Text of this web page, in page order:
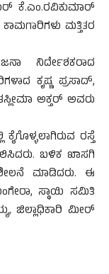
ಕೆ.ಎಂ.ರವಿಕುಮಾರ್
ಮತ್ತಿತರ
ನಿರ್ದೇಶಕರಾದ
ಕೃಷ್ಣ ಪ್ರಸಾದ್,
ಅಕ್ತರ್ ಅವರು
ರಸ್ತೆ
ಬಳಿಕ ಖಾಸಗಿ
ಮಾಡಿದರು. ಈ
ಸ್ಥಾಯಿ ಸಮಿತಿ
ಜಿಲ್ಲಾಧಿಕಾರಿ ಮೀರ್